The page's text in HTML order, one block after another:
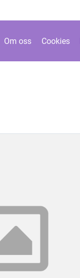
Om oss Cookies